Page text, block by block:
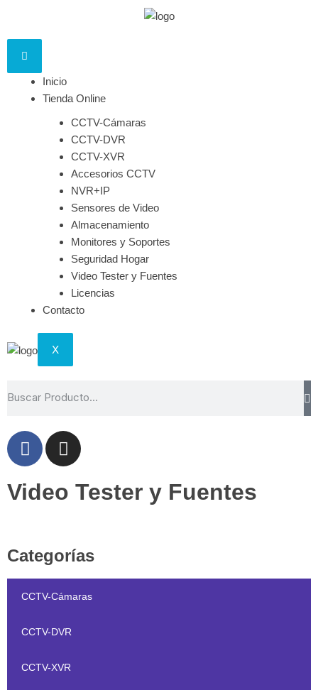
Inicio
Tienda Online
CCTV-Cámaras
CCTV-DVR
CCTV-XVR
Accesorios CCTV
NVR+IP
Sensores de Video
Almacenamiento
Monitores y Soportes
Seguridad Hogar
Video Tester y Fuentes
Licencias
Contacto
X
Video Tester y Fuentes
Categorías
CCTV-Cámaras
CCTV-DVR
CCTV-XVR